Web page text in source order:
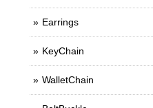
Earrings
KeyChain
WalletChain